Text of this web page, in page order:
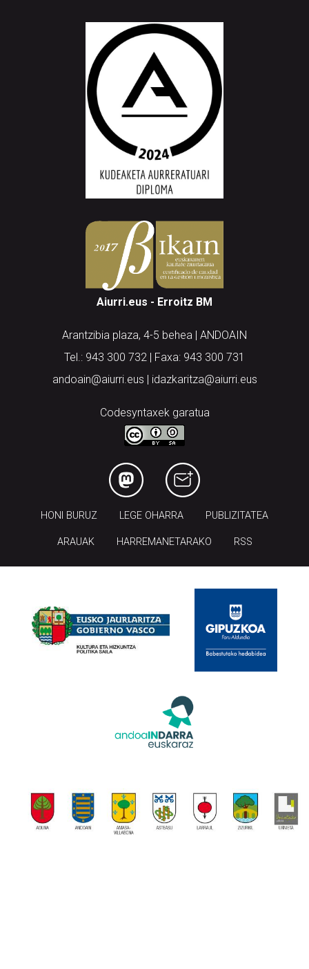
Aiurri.eus - Erroitz BM
Arantzibia plaza, 4-5 behea | ANDOAIN
Tel.: 943 300 732 | Faxa: 943 300 731
andoain@aiurri.eus | idazkaritza@aiurri.eus
Codesyntaxek garatua
HONI BURUZ LEGE OHARRA PUBLIZITATEA
ARAUAK HARREMANETARAKO RSS